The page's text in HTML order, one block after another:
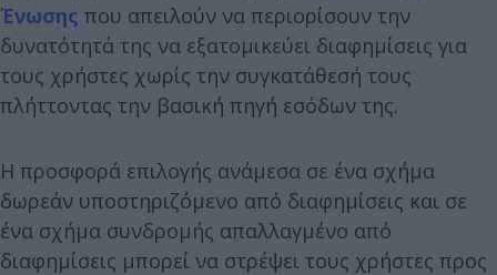
Ένωσης που απειλούν να περιορίσουν την
δυνατότητά της να εξατομικεύει διαφημίσεις για
τους χρήστες χωρίς την συγκατάθεσή τους
πλήττοντας την βασική πηγή εσόδων της.
Η προσφορά επιλογής ανάμεσα σε ένα σχήμα
δωρεάν υποστηριζόμενο από διαφημίσεις και σε
ένα σχήμα συνδρομής απαλλαγμένο από
διαφημίσεις μπορεί να στρέψει τους χρήστες προς